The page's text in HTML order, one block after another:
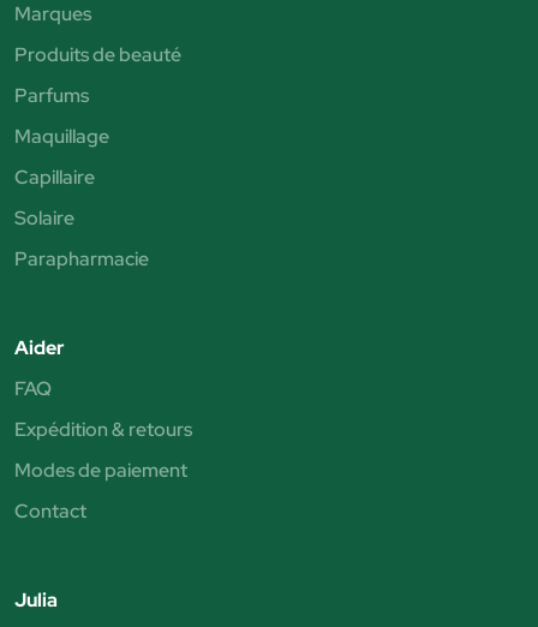
Marques
Produits de beauté
Parfums
Maquillage
Capillaire
Solaire
Parapharmacie
Aider
FAQ
Expédition & retours
Modes de paiement
Contact
Julia